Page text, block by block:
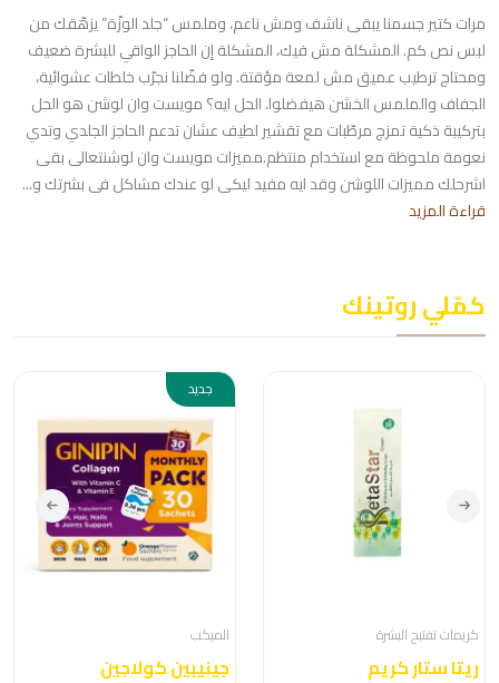
مرات كتير جسمنا يبقى ناشف ومش ناعم، وملمس “جلد الوزّة” يزهّقك من
لبس نص كم. المشكلة مش فيك، المشكلة إن الحاجز الواقي للبشرة ضعيف
ومحتاج ترطيب عميق مش لمعة مؤقتة. ولو فضّلنا نجرّب خلطات عشوائية،
الجفاف والملمس الخشن هيفضلوا. الحل ايه؟ مويست وان لوشن هو الحل
بتركيبة ذكية تمزج مرطّبات مع تقشير لطيف عشان تدعم الحاجز الجلدي وتدي
نعومة ملحوظة مع استخدام منتظم.مميزات مويست وان لوشنتعالى بقى
اشرحلك مميزات اللوشن وقد ايه مفيد ليكى لو عندك مشاكل فى بشرتك و...
قراءة المزيد
كمّلي روتينك
كريمات تفتيح البشرة
ريتا ستار كريم
جديد
الميكب
جينيبين كولاجين